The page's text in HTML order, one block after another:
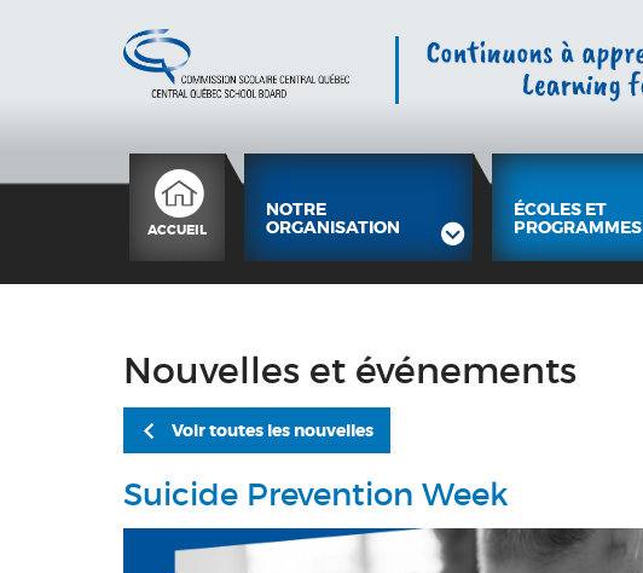
ACCUEIL
NOTRE
ORGANISATION
ÉCOLES ET
PROGRAMMES
Nouvelles et événements
Voir toutes les nouvelles
Suicide Prevention Week